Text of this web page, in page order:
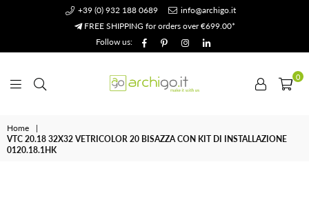
+39 (0) 932 188 0689
info@archigo.it
FREE SHIPPING for orders over €699.00*
Follow us:
FacebookPinterestInstagramLinkedin
0
Home
|
VTC 20.18 32X32 VETRICOLOR 20 BISAZZA CON KIT DI INSTALLAZIONE
0120.18.1HK